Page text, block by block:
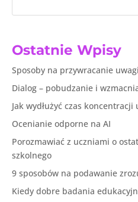
Ostatnie Wpisy
Sposoby na przywracanie
Dialog – pobudzanie i
Jak wydłużyć czas koncentracji
Ocenianie odporne na AI
Porozmawiać z uczniami o
szkolnego
9 sposobów na podawanie
Kiedy dobre badania